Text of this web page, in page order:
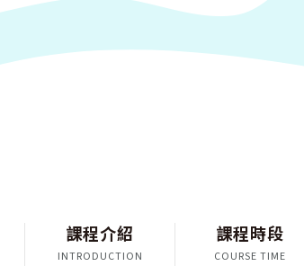
課程介紹
INTRODUCTION
課程時段
COURSE TIME